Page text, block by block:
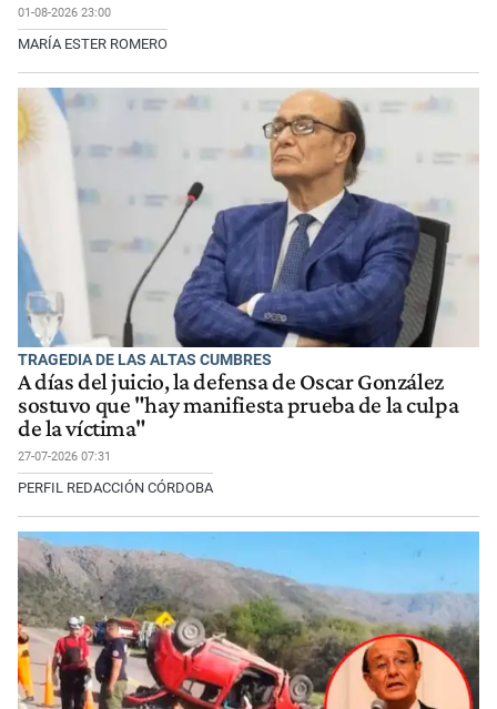
01-08-2026 23:00
MARÍA ESTER ROMERO
TRAGEDIA DE LAS ALTAS CUMBRES
A días del juicio, la defensa de Oscar González
sostuvo que "hay manifiesta prueba de la culpa
de la víctima"
27-07-2026 07:31
PERFIL REDACCIÓN CÓRDOBA